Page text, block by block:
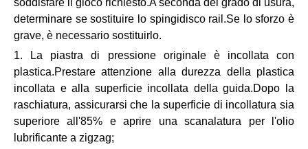
determinare se sostituire lo spingidisco rail.Se lo sforzo è
grave, è necessario sostituirlo.
1. La piastra di pressione originale è incollata con
plastica.Prestare attenzione alla durezza della plastica
incollata e alla superficie incollata della guida.Dopo la
raschiatura, assicurarsi che la superficie di incollatura sia
superiore all'85% e aprire una scanalatura per l'olio
lubrificante a zigzag;